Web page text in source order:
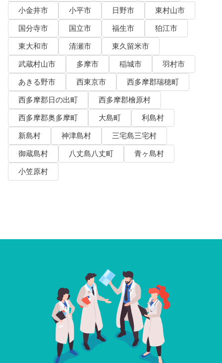
小金井市
小平市 日野市
東村山市
国分寺市
国立市 福生市
狛江市
東大和市
清瀬市
東久留米市
武蔵村山市
多摩市 稲城市
羽村市
あきる野市
西東京市
西多摩郡瑞穂町
西多摩郡日の出町
西多摩郡檜原村
西多摩郡奥多摩町
大島町
利島村
新島村
神津島村
三宅島三宅村
御蔵島村
八丈島八丈町
青ヶ島村
小笠原村